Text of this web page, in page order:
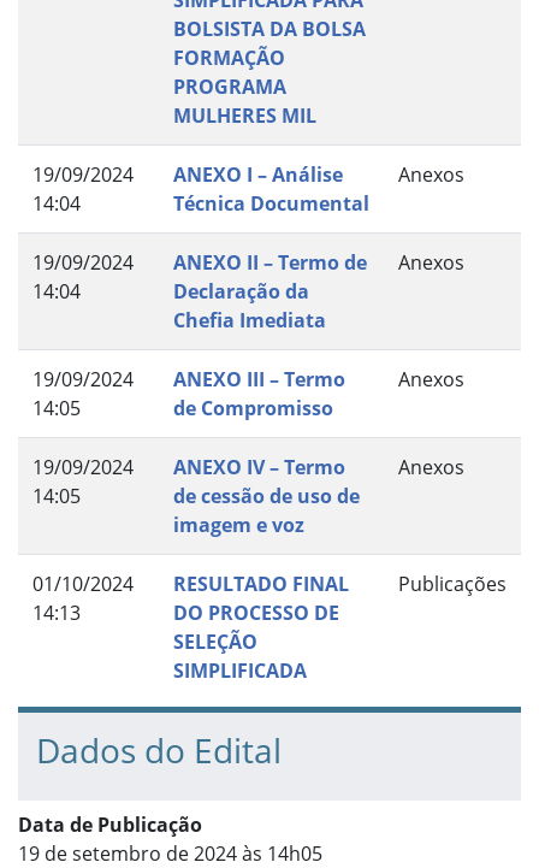
BOLSISTA DA BOLSA
FORMAÇÃO
PROGRAMA
MULHERES MIL
19/09/2024
14:04
ANEXO I – Análise
Técnica Documental
Anexos
19/09/2024
14:04
ANEXO II – Termo de
Declaração da
Chefia Imediata
Anexos
19/09/2024
14:05
ANEXO III – Termo
de Compromisso
Anexos
19/09/2024
14:05
ANEXO IV – Termo
de cessão de uso de
imagem e voz
Anexos
01/10/2024
14:13
RESULTADO FINAL
DO PROCESSO DE
SELEÇÃO
SIMPLIFICADA
Publicações
Dados do Edital
Data de Publicação
19 de setembro de 2024 às 14h05